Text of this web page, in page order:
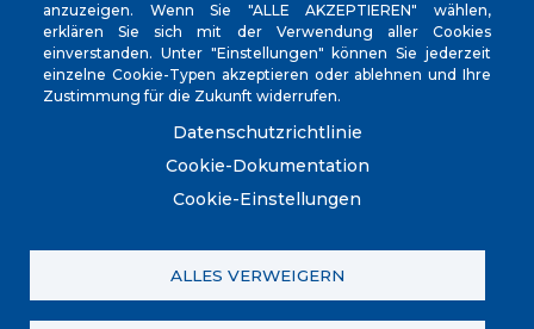
Address Plaça de la Vila, 17 CP: 07260
Phone (+34) 971 647221
Fax
(+34) 971 168265
910/605 098 760
Contacta amb nosaltres
Política de privacitat
anzuzeigen. Wenn Sie "ALLE AKZEPTIEREN" wählen,
erklären Sie sich mit der Verwendung aller Cookies
einverstanden. Unter "Einstellungen" können Sie jederzeit
einzelne Cookie-Typen akzeptieren oder ablehnen und Ihre
Zustimmung für die Zukunft widerrufen.
Datenschutzrichtlinie
Cookie-Dokumentation
Cookie-Einstellungen
ALLES VERWEIGERN